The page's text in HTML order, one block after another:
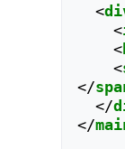
<
<
<
<
</
</
</